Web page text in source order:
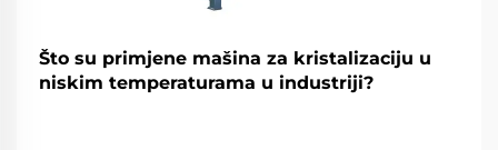
Što su primjene mašina za kristalizaciju u
niskim temperaturama u industriji?